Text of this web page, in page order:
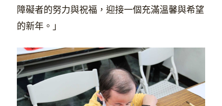
障礙者的努力與祝福，迎接一個充滿溫馨與希望
的新年。」